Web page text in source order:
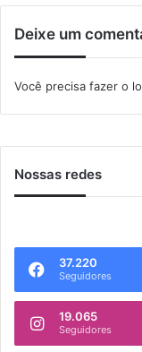
t
e
c
o
p
o
s
Deixe um
Você precisa fazer o
Nossas redes
37.220
Seguidores
19.065
Seguidores